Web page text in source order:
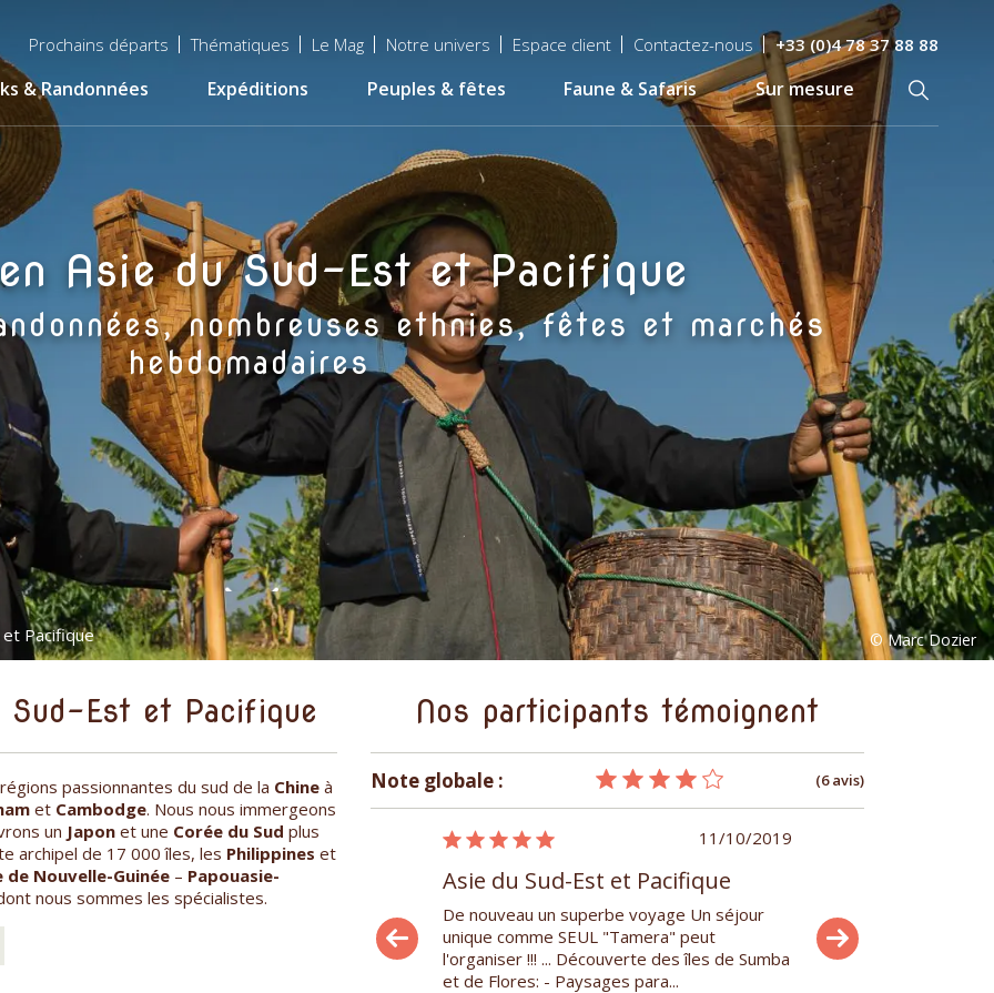
Menu
Prochains départs Thématiques Le Mag Notre univers Espace client Contactez-nous +33 (0)4 78 37 88 88
& Randonnées Expéditions Peuples & fêtes Faune & Safaris Sur mesure
Asie du Sud-Est et Pacifique
nombreuses ethnies, fêtes et marchés
hebdomadaires
et Pacifique
Sud-Est et Pacifique
passionnantes du sud de la Chine à
et Cambodge. Nous nous immergeons
un Japon et une Corée du Sud plus
archipel de 17 000 îles, les Philippines et
de Nouvelle-Guinée – Papouasie-
nous sommes les spécialistes.
Nos participants témoignent
Note globale : (6 avis)
Asie du Sud-Est et Pacifique
Nous sommes partis sur un voyage sur
mesure à travers la Birmanie, le Laos, le
Vietnam et le Cambogde. Nous nous sommes
11/10/2019
Asie du Sud-Est et Pacifique
De nouveau un superbe voyage Un séjour
unique comme SEUL "Tamera" peut
l'organiser !!! ... Découverte des îles de Sumba
et de Flores: - Paysages para...
Notre voyage d'un mois
et organisé par Jérôme
enrichissant et très